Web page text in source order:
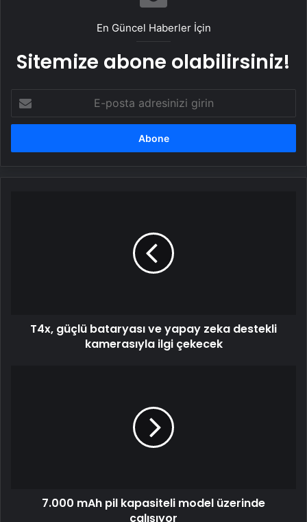
En Güncel Haberler İçin
Sitemize abone olabilirsiniz!
posta
adresinizi
çekecekT4x, güçlü bataryası ve yapay zeka destekli
kamerasıyla ilgi çekecek
7.000 mAh pil kapasiteli model üzerinde
çalışıyor